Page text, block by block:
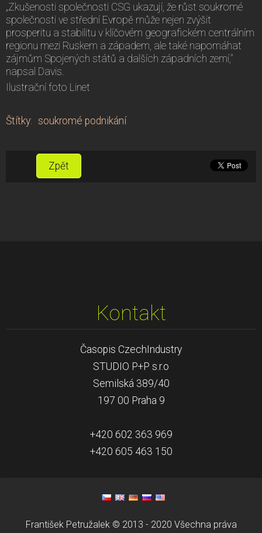
„Zkušenosti společnosti CSG ukazují, že růst soukromé
společnosti ve střední Evropě může nejen zvýšit
prosperitu a stabilitu v klíčovém geografickém centrálním
regionu mezi Ruskem a západem, ale také napomáhat
zájmům Spojených států a dalších západních zemí,"
napsal Davis.
Ilustrační foto Linet
Štítky: soukromé podnikání
Zpět
Kontakt
Časopis CzechIndustry
STUDIO P+P s.r.o
Semilská 389/40
197 00 Praha 9
+420 602 363 969
+420 605 463 150
František Petružalek © 2013 - 2020 Všechna práva